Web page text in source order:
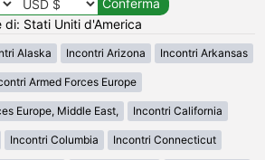
di: Stati Uniti d'America
Alaska Incontri Arizona Incontri Arkansas
Armed Forces Europe
Europe, Middle East, Incontri California
Incontri Columbia Incontri Connecticut